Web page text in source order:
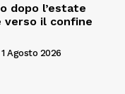
dopo l’estate
verso il confine
1 Agosto 2026